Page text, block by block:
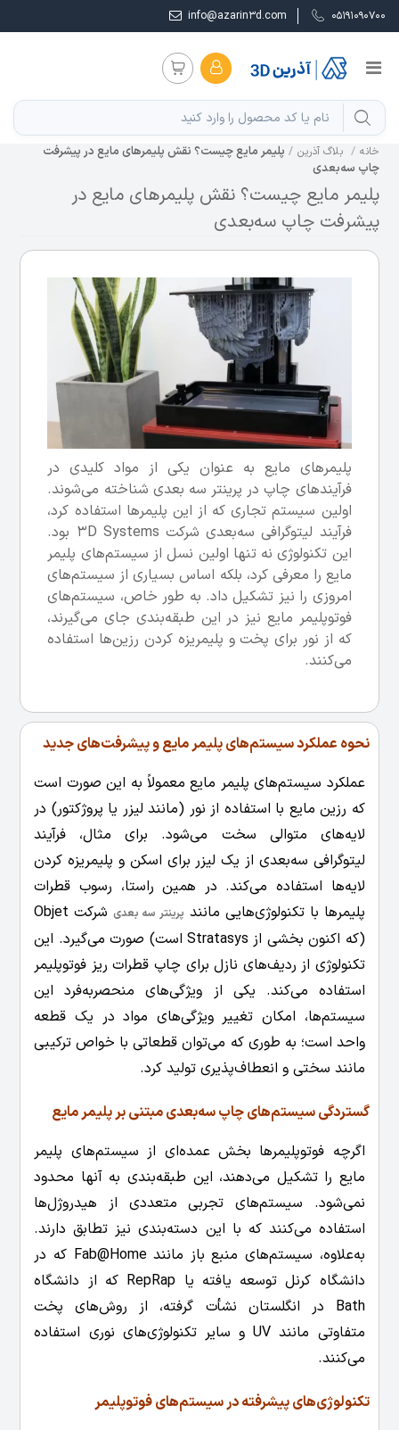
05191090700
info@azarin3d.com
خانه بلاگ آذرین
پلیمر مایع چیست؟ نقش پلیمرهای مایع در پیشرفت
چاپ سه‌بعدی
پلیمر مایع چیست؟ نقش پلیمرهای مایع در
پیشرفت چاپ سه‌بعدی
پلیمرهای مایع به عنوان یکی از مواد کلیدی در
فرآیندهای چاپ در پرینتر سه بعدی شناخته می‌شوند.
اولین سیستم تجاری که از این پلیمرها استفاده کرد،
فرآیند لیتوگرافی سه‌بعدی شرکت 3D Systems بود.
این تکنولوژی نه تنها اولین نسل از سیستم‌های پلیمر
مایع را معرفی کرد، بلکه اساس بسیاری از سیستم‌های
امروزی را نیز تشکیل داد. به طور خاص، سیستم‌های
فوتوپلیمر مایع نیز در این طبقه‌بندی جای می‌گیرند،
که از نور برای پخت و پلیمریزه کردن رزین‌ها استفاده
می‌کنند.
نحوه عملکرد سیستم‌های پلیمر مایع و پیشرفت‌های جدید
عملکرد سیستم‌های پلیمر مایع معمولاً به این صورت است
که رزین مایع با استفاده از نور (مانند لیزر یا پروژکتور) در
لایه‌های متوالی سخت می‌شود. برای مثال، فرآیند
لیتوگرافی سه‌بعدی از یک لیزر برای اسکن و پلیمریزه کردن
لایه‌ها استفاده می‌کند. در همین راستا، رسوب قطرات
پلیمرها با تکنولوژی‌هایی مانند پرینتر سه بعدی
شرکت Objet
(که اکنون بخشی از Stratasys است) صورت می‌گیرد. این
تکنولوژی از ردیف‌های نازل برای چاپ قطرات ریز فوتوپلیمر
استفاده می‌کند. یکی از ویژگی‌های منحصربه‌فرد این
سیستم‌ها، امکان تغییر ویژگی‌های مواد در یک قطعه
واحد است؛ به طوری که می‌توان قطعاتی با خواص ترکیبی
مانند سختی و انعطاف‌پذیری تولید کرد.
گستردگی سیستم‌های چاپ سه‌بعدی مبتنی بر پلیمر مایع
اگرچه فوتوپلیمرها بخش عمده‌ای از سیستم‌های پلیمر
مایع را تشکیل می‌دهند، این طبقه‌بندی به آنها محدود
نمی‌شود. سیستم‌های تجربی متعددی از هیدروژل‌ها
استفاده می‌کنند که با این دسته‌بندی نیز تطابق دارند.
به‌علاوه، سیستم‌های منبع باز مانند Fab@Home که در
دانشگاه کرنل توسعه یافته یا RepRap که از دانشگاه
Bath در انگلستان نشأت گرفته، از روش‌های پخت
متفاوتی مانند UV و سایر تکنولوژی‌های نوری استفاده
می‌کنند.
تکنولوژی‌های پیشرفته در سیستم‌های فوتوپلیمر